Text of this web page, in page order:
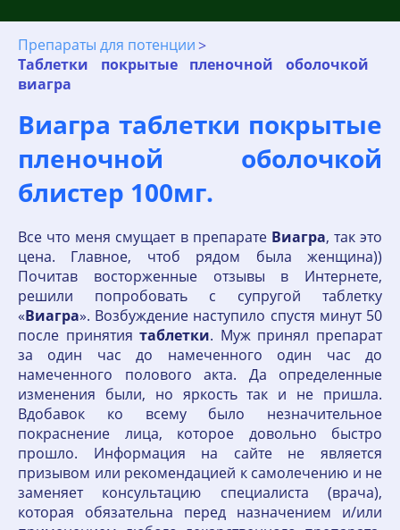
Препараты для потенции
Таблетки покрытые пленочной оболочкой
виагра
Виагра таблетки покрытые
пленочной оболочкой
блистер 100мг.
Все что меня смущает в препарате Виагра, так это
цена. Главное, чтоб рядом была женщина))
Почитав восторженные отзывы в Интернете,
решили попробовать с супругой таблетку
«Виагра». Возбуждение наступило спустя минут 50
после принятиятаблетки. Муж принял препарат
за один час до намеченного один час до
намеченного полового акта. Да определенные
изменения были, но яркость так и не пришла.
Вдобавок ко всему было незначительное
покраснение лица, которое довольно быстро
прошло. Информация на сайте не является
призывом или рекомендацией к самолечению и не
заменяет консультацию специалиста (врача),
которая обязательна перед назначением и/или